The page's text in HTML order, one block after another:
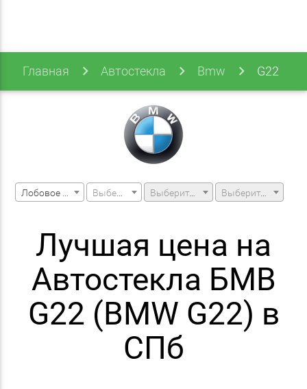
Главная Автостекла Bmw G22
Выберите модель машины Выберите модификацию
Лучшая цена на
Автостекла БМВ
G22 (BMW G22) в
СПб